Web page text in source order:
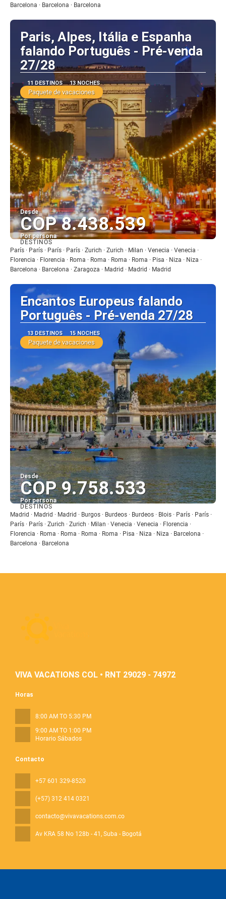
Barcelona · Barcelona · Barcelona
Paris, Alpes, Itália e Espanha
falando Português - Pré-venda
27/28
11 DESTINOS 13 NOCHES
Paquete de vacaciones
Desde
COP 8.438.539
Por persona
Ver
DESTINOS
París · París · París · París · Zurich · Zurich · Milan · Venecia · Venecia ·
Florencia · Florencia · Roma · Roma · Roma · Roma · Pisa · Niza · Niza ·
Barcelona · Barcelona · Zaragoza · Madrid · Madrid · Madrid
Encantos Europeus falando
Português - Pré-venda 27/28
13 DESTINOS 15 NOCHES
Paquete de vacaciones
Desde
COP 9.758.533
Por persona
Ver
DESTINOS
Madrid · Madrid · Madrid · Burgos · Burdeos · Burdeos · Blois · París · París ·
París · París · Zurich · Zurich · Milan · Venecia · Venecia · Florencia ·
Florencia · Roma · Roma · Roma · Roma · Pisa · Niza · Niza · Barcelona ·
Barcelona · Barcelona
VIVA VACATIONS COL • RNT 29029 - 74972
Contacto
+57 601 329-8520
(+57) 312 414 0321
contacto@vivavacations.com.co
Av KRA 58 No 128b - 41 , Suba - Bogotá
Horas
8:00 AM TO 5:30 PM
9:00 AM TO 1:00 PM
Horario Sábados